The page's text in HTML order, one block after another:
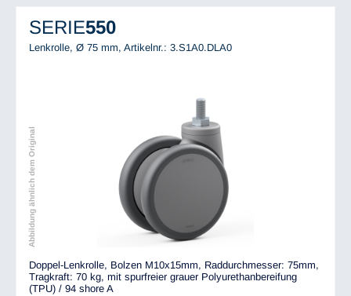
SERIE550
Lenkrolle, Ø 75 mm, Artikelnr.: 3.S1A0.DLA0
Abbildung ähnlich dem Original
Doppel-Lenkrolle, Bolzen M10x15mm, Raddurchmesser: 75mm,
Tragkraft: 70 kg, mit spurfreier grauer Polyurethanbereifung
(TPU) / 94 shore A